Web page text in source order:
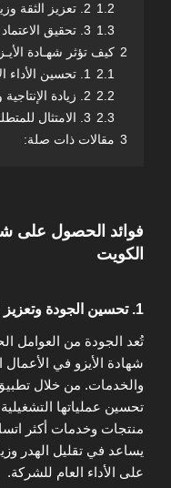
1.2 2. تعزيز الثقة وزيادة رضا العملاء
1.3 3. تحقيق الاعتماد الدولي وتوسيع نطاق الأعمال
2 كيف تؤثر شهـادة
2.1
1. تحسين الأداء الإداري والمالي
2.2 2. زيادة الإنتاجية وتقليل المخاطر التشغيلية
2.3 3. الامتثال للمتطلبات القانونية والتنظيمية
3 مقالات ذات صلة:
فوائد الحصول على
الكويت
1. تحسين الجودة وتعزيز الكفاءة التشغيلية
تُعد الجودة من العوامل
شهادة الأيزو في الأعمال
والخدمات. من خلال
تحسين عملياتها
يساعد في تقليل الهدر
على الأداء العام للشركة.